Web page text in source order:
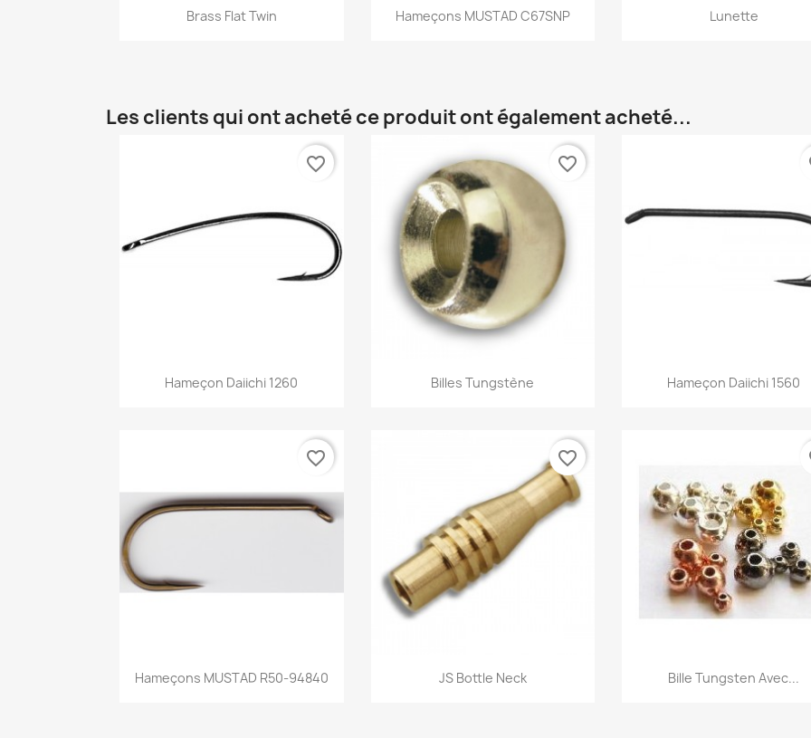
Aperçu rapide
Brass Flat Twin Aperçu rapide
Hameçons MUSTAD C67SNP Aperçu rapide
Lunette
Les clients qui ont acheté ce produit ont également acheté...
Aperçu rapide
Hameçon Daiichi 1260
favorite_border
Aperçu rapide
Billes Tungstène
favorite_border
Aperçu rapide
Hameçon Daiichi 1560
Aperçu rapide
Hameçons MUSTAD R50-94840
favorite_border
Aperçu rapide
JS Bottle Neck
favorite_border
Aperçu rapide
Bille Tungsten Avec...